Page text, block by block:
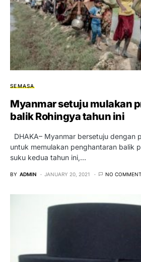
SEMASA
Myanmar setuju mulakan
balik Rohingya tahun ini
DHAKA– Myanmar bersetuju dengan
untuk memulakan penghantaran balik
suku kedua tahun ini,…
BY ADMIN JANUARY 20, 2021 NO